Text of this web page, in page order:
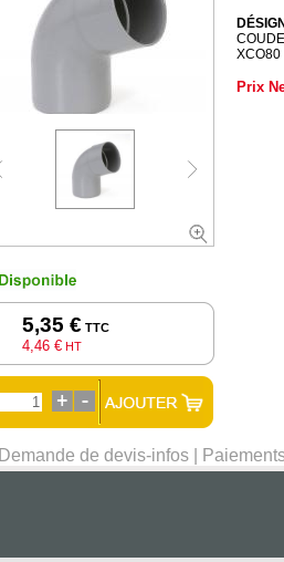
5,35 € TTC
4,46 € HT
XCO80
Prix
Demande de devis-infos